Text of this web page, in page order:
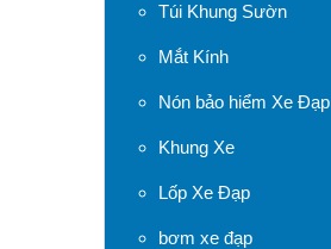
Túi Khung Sườn
Mắt Kính
Nón bảo hiểm Xe Đạp
Khung Xe
Lốp Xe Đạp
bơm xe đạp